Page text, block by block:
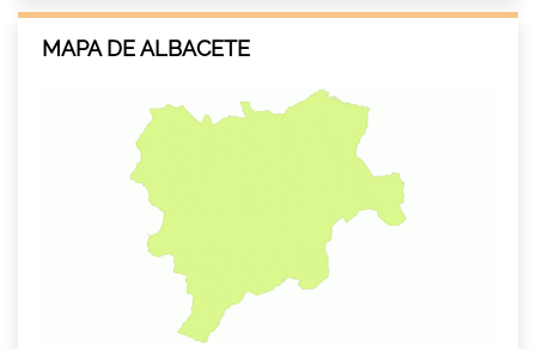
MAPA DE ALBACETE